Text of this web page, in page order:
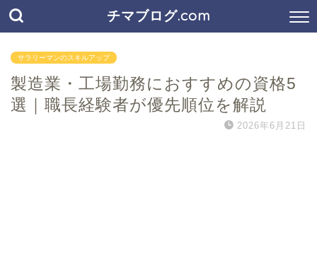
チマブログ.com
サラリーマンのスキルアップ
製造業・工場勤務におすすめの資格5
選｜職長経験者が優先順位を解説
2026年6月21日